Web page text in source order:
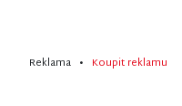
Reklama • Koupit reklamu